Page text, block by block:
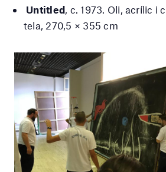
Untitled , c. 1973. Oli, acrílic
tela, 270,5 × 355 cm